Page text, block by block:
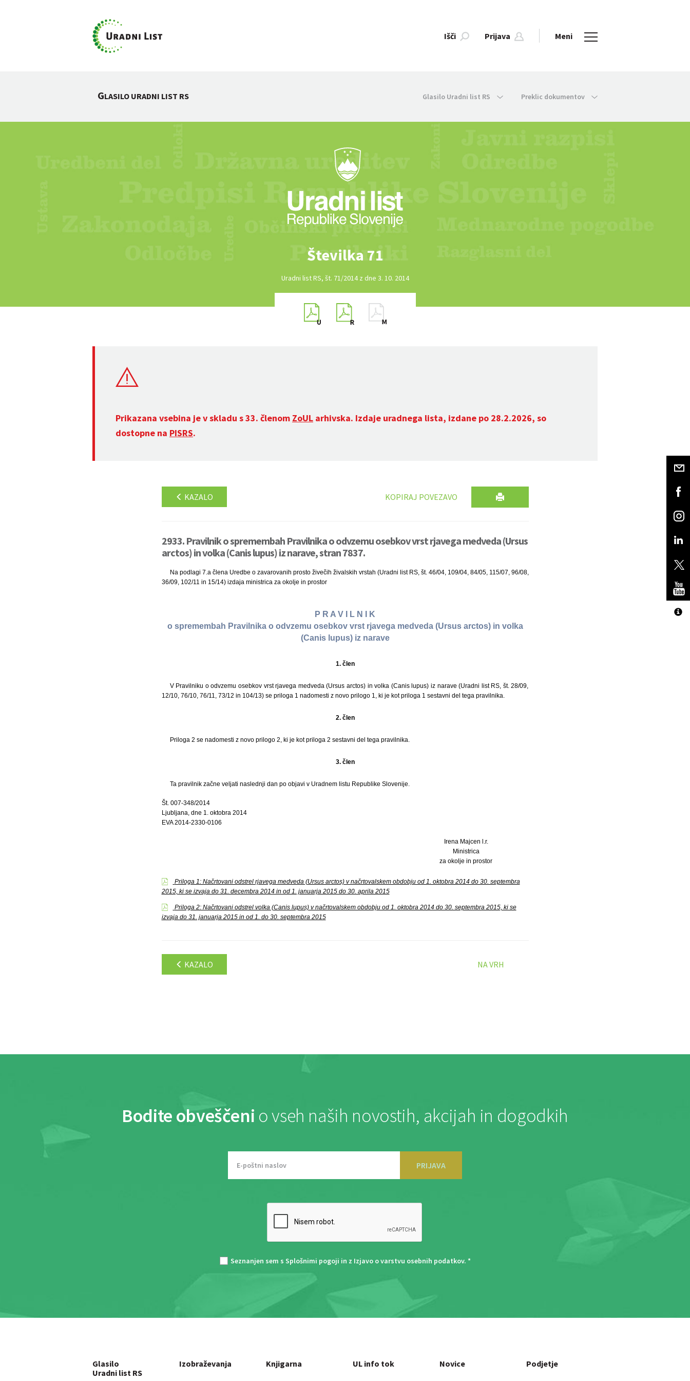
Išči Prijava Meni
GLASILO URADNI LIST RS Glasilo Uradni list RS Preklic dokumentov
Številka 71
Uradni list RS, št. 71/2014 z dne 3. 10. 2014
Prikazana vsebina je v skladu s 33. členom ZoUL arhivska. Izdaje uradnega lista, izdane po 28.2.2026, so
dostopne na PISRS.
KAZALO KOPIRAJ POVEZAVO
2933. Pravilnik o spremembah Pravilnika o odvzemu osebkov vrst rjavega medveda (Ursus
arctos) in volka (Canis lupus) iz narave, stran 7837.
Na podlagi 7.a člena Uredbe o zavarovanih prosto živečih živalskih vrstah (Uradni list RS, št. 46/04, 109/04, 84/05, 115/07, 96/08,
36/09, 102/11 in 15/14) izdaja ministrica za okolje in prostor
P R A V I L N I K
o spremembah Pravilnika o odvzemu osebkov vrst rjavega medveda (Ursus arctos) in volka
(Canis lupus) iz narave
1. člen
V Pravilniku o odvzemu osebkov vrst rjavega medveda (Ursus arctos) in volka (Canis lupus) iz narave (Uradni list RS, št. 28/09,
12/10, 76/10, 76/11, 73/12 in 104/13) se priloga 1 nadomesti z novo prilogo 1, ki je kot priloga 1 sestavni del tega pravilnika.
2. člen
Priloga 2 se nadomesti z novo prilogo 2, ki je kot priloga 2 sestavni del tega pravilnika.
3. člen
Ta pravilnik začne veljati naslednji dan po objavi v Uradnem listu Republike Slovenije.
Št. 007-348/2014
Ljubljana, dne 1. oktobra 2014
EVA 2014-2330-0106
Irena Majcen l.r.
Ministrica
za okolje in prostor
Priloga 1: Načrtovani odstrel rjavega medveda (Ursus arctos) v načrtovalskem obdobju od 1. oktobra 2014 do 30. septembra
2015, ki se izvaja do 31. decembra 2014 in od 1. januarja 2015 do 30. aprila 2015
Priloga 2: Načrtovani odstrel volka (Canis lupus) v načrtovalskem obdobju od 1. oktobra 2014 do 30. septembra 2015, ki se
izvaja do 31. januarja 2015 in od 1. do 30. septembra 2015
KAZALO NA VRH
Bodite obveščeni o vseh naših novostih, akcijah in dogodkih
PRIJAVA
Seznanjen sem s Splošnimi pogoji in z Izjavo o varstvu osebnih podatkov. *
Glasilo
Uradni list RS
Izobraževanja Knjigarna UL info tok Novice Podjetje